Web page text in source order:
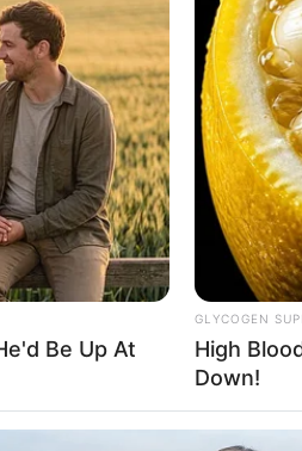
Be Up At
GLYCOGEN
High
Down!